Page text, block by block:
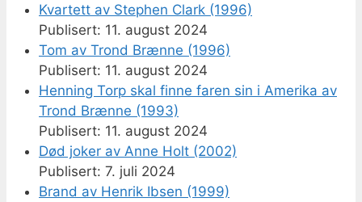
Kvartett av Stephen Clark (1996)
11. august 2024
Tom av Trond Brænne (1996)
11. august 2024
Henning Torp skal finne faren sin i Amerika av
Trond Brænne (1993)
11. august 2024
Død joker av Anne Holt (2002)
7. juli 2024
Brand av Henrik Ibsen (1999)